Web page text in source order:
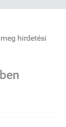
hirdetési